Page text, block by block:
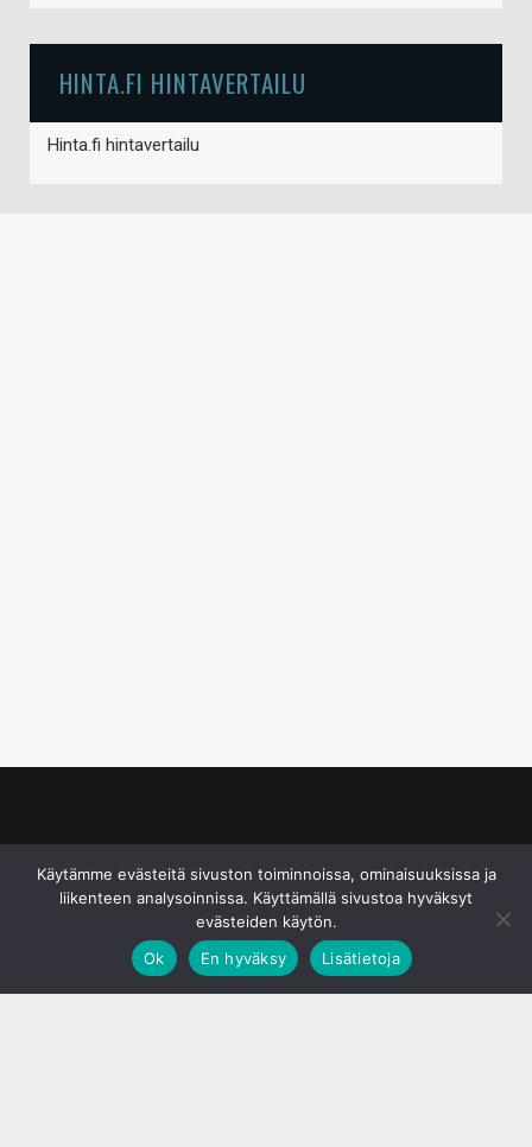
HINTA.FI HINTAVERTAILU
Hinta.fi hintavertailu
Käytämme evästeitä sivuston toiminnoissa, ominaisuuksissa ja
liikenteen analysoinnissa. Käyttämällä sivustoa hyväksyt
evästeiden käytön.
Ok
En hyväksy Lisätietoja